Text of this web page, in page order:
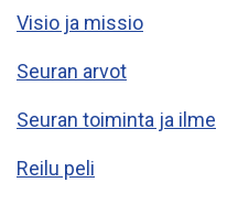
Visio ja missio
Seuran arvot
Seuran toiminta ja ilme
Reilu peli